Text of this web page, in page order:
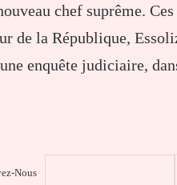
chef suprême.
de la République,
enquête judiciaire,
Nous